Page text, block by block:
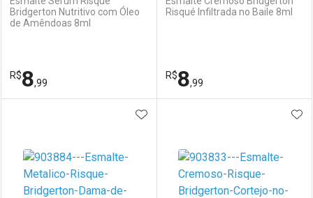
Bridgerton Nutritivo com Óleo
de Amêndoas 8ml
R$8,99
Laboratório
Por Menos
Risqué Infiltrada no Baile 8ml
R$8,99
Laboratório
Por Menos
ADICIONAR AOS FAVORITOS